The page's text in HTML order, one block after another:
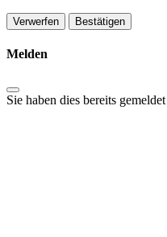
Bestätigen
Melden
Sie haben dies bereits gemeldet